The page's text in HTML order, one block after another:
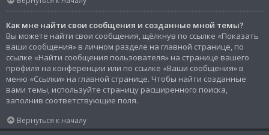
Как мне найти свои сообщения и созданные мной темы?
Вы можете найти свои сообщения, щёлкнув по ссылке «Показать
ваши сообщения» в личном разделе на главной странице, по
ссылке «Найти сообщения пользователя» на странице вашего
профиля на конференции или по ссылке «Ваши сообщения» в
меню «Ссылки» на главной странице. Чтобы найти созданные
вами темы, используйте страницу расширенного поиска,
заполнив соответствующие поля.
Вернуться к началу